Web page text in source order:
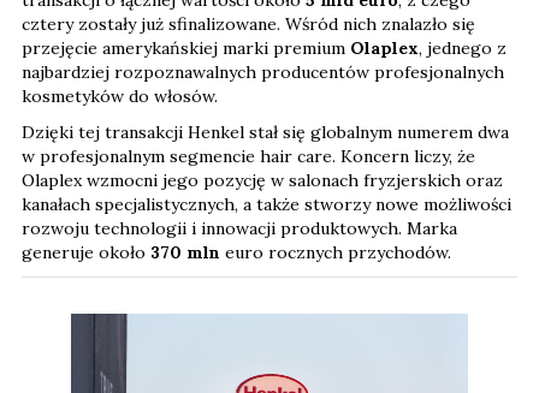
cztery zostały już sfinalizowane. Wśród nich znalazło się
przejęcie amerykańskiej marki premium Olaplex, jednego z
najbardziej rozpoznawalnych producentów profesjonalnych
kosmetyków do włosów.
Dzięki tej transakcji Henkel stał się globalnym numerem dwa
w profesjonalnym segmencie hair care. Koncern liczy, że
Olaplex wzmocni jego pozycję w salonach fryzjerskich oraz
kanałach specjalistycznych, a także stworzy nowe możliwości
rozwoju technologii i innowacji produktowych. Marka
generuje około 370 mln euro rocznych przychodów.